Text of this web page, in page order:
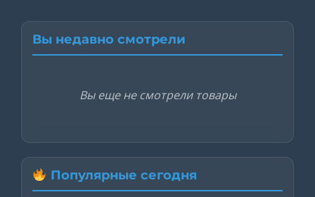
Вы недавно смотрели
Вы еще не смотрели товары
Популярные сегодня